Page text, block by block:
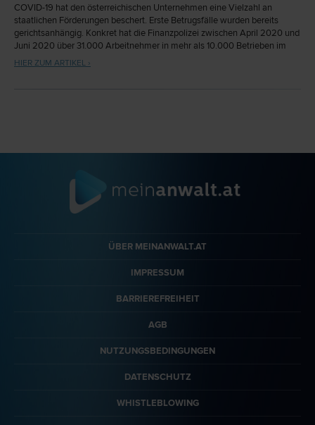
COVID-19 hat den österreichischen Unternehmen eine Vielzahl an
staatlichen Förderungen beschert. Erste Betrugsfälle wurden bereits
gerichtsanhängig. Konkret hat die Finanzpolizei zwischen April 2020 und
Juni 2020 über 31.000 Arbeitnehmer in mehr als 10.000 Betrieben im
Zusammenhang mit Kurzarbeitsförderungen kontrolliert. Am Beispiel der
HIER ZUM ARTIKEL ›
ÜBER MEINANWALT.AT
IMPRESSUM
BARRIEREFREIHEIT
AGB
NUTZUNGSBEDINGUNGEN
DATENSCHUTZ
WHISTLEBLOWING